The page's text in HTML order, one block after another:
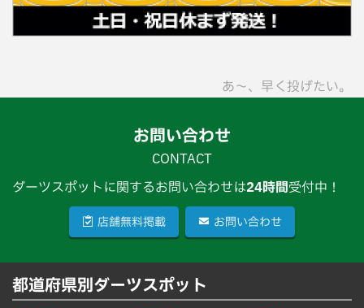
あ〜、早く投げたい。
お問い合わせ
CONTACT
ダーツスポットに関するお問い合わせは24時間受付中！
店舗無料掲載 お問い合わせ
都道府県別ダーツスポット